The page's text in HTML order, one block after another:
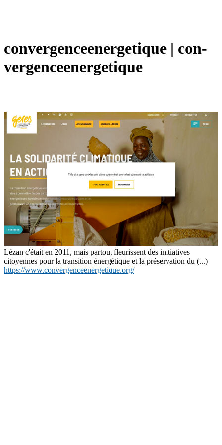
con­vergenceener­geti­que | con­
vergenceener­geti­que
Lézan c'était en 2011, mais partout fleurissent des initiatives
citoyennes pour la transition énergétique et la préservation du (...)
https://www.convergenceenergetique.org/